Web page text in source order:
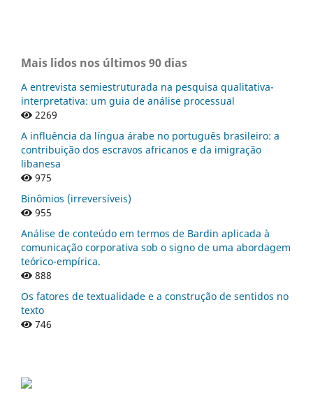
Mais lidos nos últimos 90 dias
A entrevista semiestruturada na pesquisa qualitativa-
interpretativa: um guia de análise processual
2269
A influência da língua árabe no português brasileiro: a
contribuição dos escravos africanos e da imigração
libanesa
975
Binômios (irreversíveis)
955
Análise de conteúdo em termos de Bardin aplicada à
comunicação corporativa sob o signo de uma abordagem
teórico-empírica.
888
Os fatores de textualidade e a construção de sentidos no
texto
746